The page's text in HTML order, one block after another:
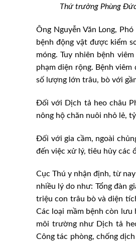
Thứ trưởng Phùng
Ông Nguyễn Văn Long,
bệnh động vật được kiểm
móng. Tuy nhiên bệnh
phạm diện rộng. Bệnh
số lượng lớn trâu, bò với
Đối với Dịch tả heo châu
nông hộ chăn nuôi nhỏ lẻ,
Đối với gia cầm, ngoài
đến việc xử lý, tiêu hủy các
Cục Thú y nhận định, từ
nhiều lý do như: Tổng đàn
triệu con trâu bò và diện
Các loại mầm bệnh còn
môi trường như Dịch tả
Công tác phòng, chống
cao tầm vóc, sức
phương
Giá
tăng